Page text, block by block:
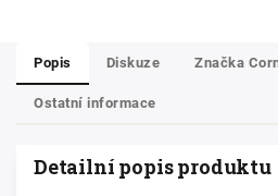
Popis Diskuze Značka
Ostatní informace
Detailní popis produktu